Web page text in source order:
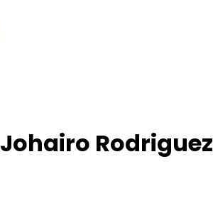
Johairo Rodriguez